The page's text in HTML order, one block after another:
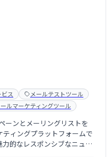
ス
メールテストツール
ールマーケティングツール
ーンとメーリングリストを
ィングプラットフォームで
的なレスポンシブなニュー